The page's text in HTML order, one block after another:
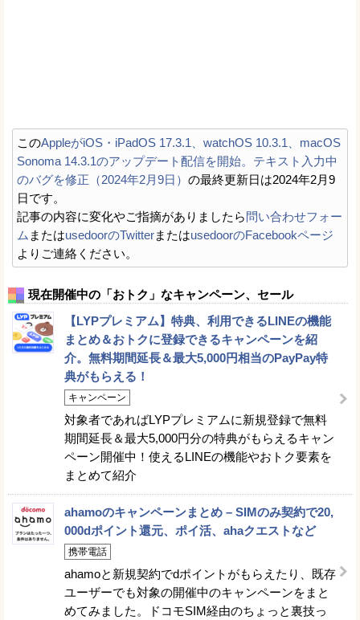
このAppleがiOS・iPadOS 17.3.1、watchOS 10.3.1、macOS
Sonoma 14.3.1のアップデート配信を開始。テキスト入力中
のバグを修正（2024年2月9日） の最終更新日は2024年2月9
日です。
記事の内容に変化やご指摘がありましたら問い合わせフォー
ム またはusedoorのTwitterまたはusedoorのFacebookページ
よりご連絡ください。
現在開催中の「おトク」なキャンペーン、セール
【LYPプレミアム】特典、利用できるLINEの機能
まとめ＆おトクに登録できるキャンペーンを紹
介。無料期間延長＆最大5,000円相当のPayPay特
典がもらえる！
キャンペーン
対象者であればLYPプレミアムに新規登録で無料
期間延長＆最大5,000円分の特典がもらえるキャン
ペーン開催中！使えるLINEの機能やおトク要素を
まとめて紹介
ahamoのキャンペーンまとめ – SIMのみ契約で20,
000dポイント還元、ポイ活、ahaクエストなど
携帯電話
ahamoと新規契約でdポイントがもらえたり、既存
ユーザーでも対象の開催中のキャンペーンをまと
めてみました。ドコモSIM経由のちょっと裏技っ